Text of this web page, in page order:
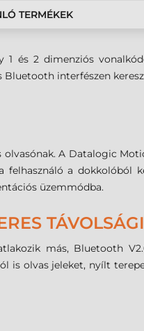
TERMÉKEK
és 2 dimenziós
interfészen
A Datalogic
a dokkolóból
üzemmódba.
más, Bluetooth
is olvas jeleket, nyílt